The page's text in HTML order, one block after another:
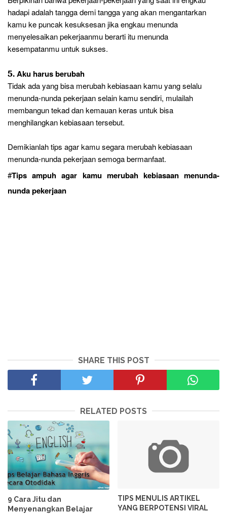
hadapi adalah tangga demi tangga yang akan mengantarkan
kamu ke puncak kesuksesan jika engkau menunda
menyelesaikan pekerjaanmu berarti itu menunda
kesempatanmu untuk sukses.
5.Aku harus berubah
Tidak ada yang bisa merubah kebiasaan kamu yang selalu
menunda-nunda pekerjaan selain kamu sendiri, mulailah
membangun tekad dan kemauan keras untuk bisa
menghilangkan kebiasaan tersebut.
Demikianlah tips agar kamu segara merubah kebiasaan
menunda-nunda pekerjaan semoga bermanfaat.
#Tips ampuh agar kamu merubah kebiasaan menunda-
nunda pekerjaan
SHARE THIS POST
RELATED POSTS
9 Cara Jitu dan
Menyenangkan Belajar
TIPS MENULIS ARTIKEL
YANG BERPOTENSI VIRAL